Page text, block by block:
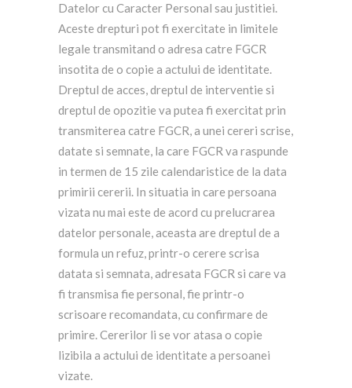
Datelor cu Caracter Personal sau justitiei.
Aceste drepturi pot fi exercitate in limitele
legale transmitand o adresa catre FGCR
insotita de o copie a actului de identitate.
Dreptul de acces, dreptul de interventie si
dreptul de opozitie va putea fi exercitat prin
transmiterea catre FGCR, a unei cereri scrise,
datate si semnate, la care FGCR va raspunde
in termen de 15 zile calendaristice de la data
primirii cererii. In situatia in care persoana
vizata nu mai este de acord cu prelucrarea
datelor personale, aceasta are dreptul de a
formula un refuz, printr-o cerere scrisa
datata si semnata, adresata FGCR si care va
fi transmisa fie personal, fie printr-o
scrisoare recomandata, cu confirmare de
primire. Cererilor li se vor atasa o copie
lizibila a actului de identitate a persoanei
vizate.